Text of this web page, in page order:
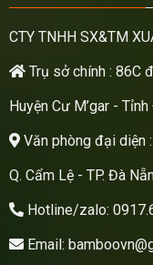
CTY TNHH SX&TM
Trụ sở chính : 86C
Huyện Cư M’gar -
Văn phòng đại diện :
Q. Cẩm Lệ - TP. Đà
Hotline/zalo:
Email: